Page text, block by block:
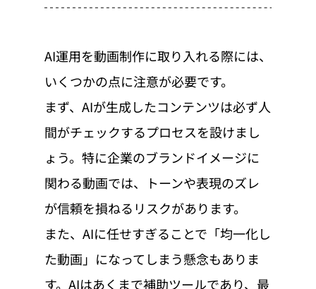
AI運用を動画制作に取り入れる際には、
いくつかの点に注意が必要です。
まず、AIが生成したコンテンツは必ず人
間がチェックするプロセスを設けまし
ょう。特に企業のブランドイメージに
関わる動画では、トーンや表現のズレ
が信頼を損ねるリスクがあります。
また、AIに任せすぎることで「均一化し
た動画」になってしまう懸念もありま
す。AIはあくまで補助ツールであり、最